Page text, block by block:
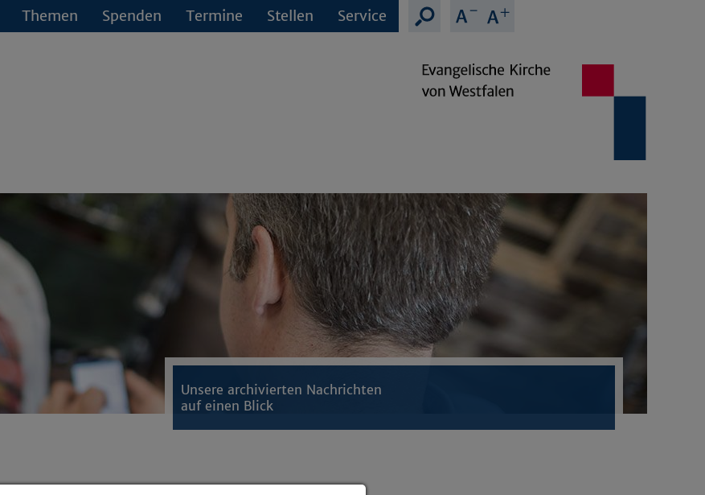
Themen Spenden Termine Stellen Service
Unsere archivierten Nachrichten
auf einen Blick